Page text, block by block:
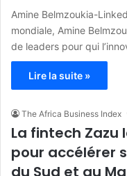
Amine Belmzoukia-
mondiale, Amine
de leaders pour qui
Lire la suite »
The Africa Business Index
La fintech Zazu
pour accélérer
du Sud et au